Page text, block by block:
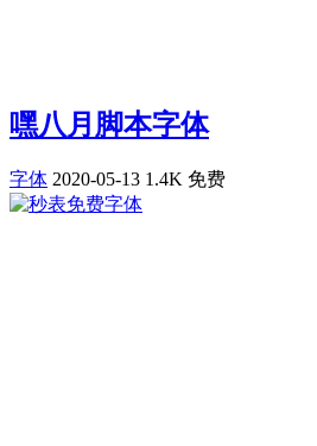
嘿八月脚本字体
字体 2020-05-13 1.4K 免费